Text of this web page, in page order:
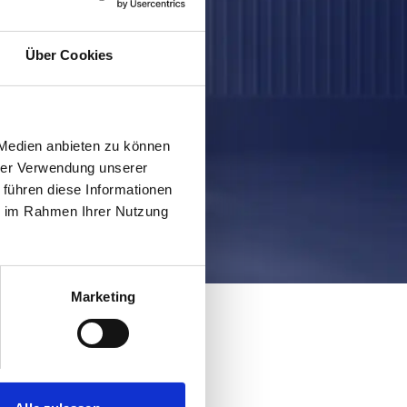
Über Cookies
anbieten zu können
Verwendung unserer
diese Informationen
Rahmen Ihrer Nutzung
Marketing